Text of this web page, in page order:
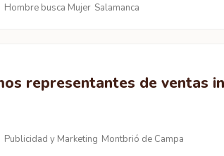
Hombre busca Mujer Salamanca
representantes de ventas
Publicidad y Marketing Montbrió de Campa